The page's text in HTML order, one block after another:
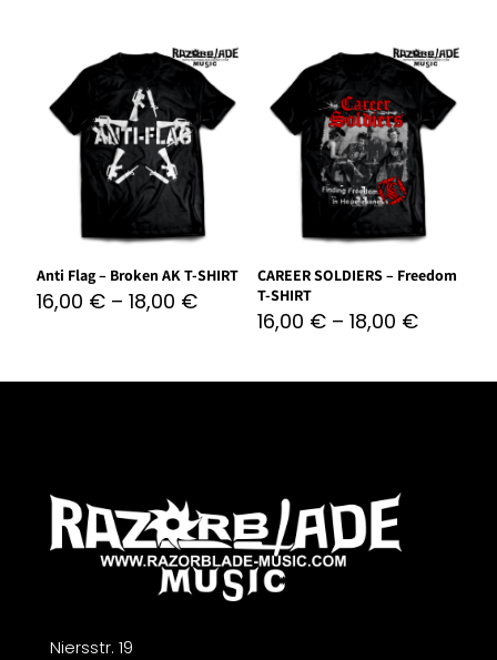
Anti Flag – Broken AK T-SHIRT
16,00 € – 18,00 €
CAREER SOLDIERS – Freedom
T-SHIRT
16,00 €– 18,00 €
Niersstr. 19